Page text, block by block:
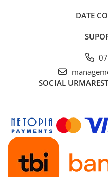
DATE
SOCIAL